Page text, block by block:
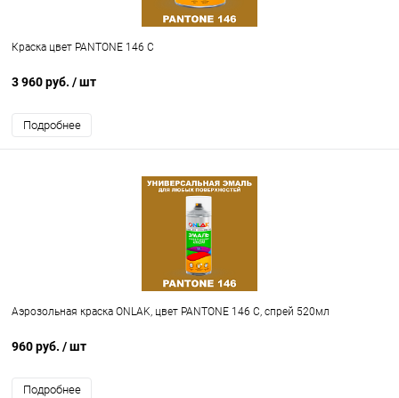
Краска цвет PANTONE 146 C
3 960 руб. / шт
Подробнее
Аэрозольная краска ONLAK, цвет PANTONE 146 C, спрей 520мл
960 руб. / шт
Подробнее